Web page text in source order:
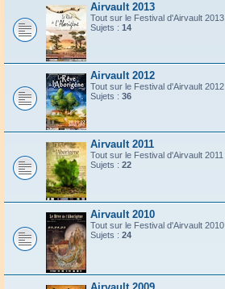
Airvault 2013
Tout sur le Festival d'Airvault 2013
Sujets : 14
Airvault 2012
Tout sur le Festival d'Airvault 2012
Sujets : 36
Airvault 2011
Tout sur le Festival d'Airvault 2011
Sujets : 22
Airvault 2010
Tout sur le Festival d'Airvault 2010
Sujets : 24